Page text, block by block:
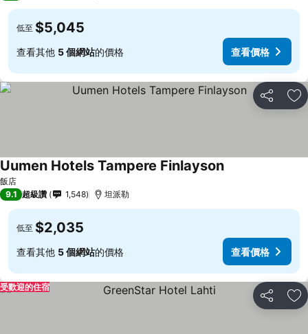
低至 $5,045
查看其他 5 個網站的價格 查看價格
分享 加
飯店
Uumen Hotels Tampere Finlayson
9.1 超級讚 1,548 坦派勒
低至 $2,035
查看其他 5 個網站的價格 查看價格
分享 加
受歡迎的住宿